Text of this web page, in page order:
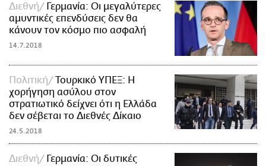
Διεθνή
Γερμανία: Οι μεγαλύτερες
αμυντικές επενδύσεις δεν θα
κάνουν τον κόσμο πιο ασφαλή
14.7.2018
Πολιτική
Τουρκικό ΥΠΕΞ: Η
χορήγηση ασύλου στον
στρατιωτικό δείχνει ότι η Ελλάδα
δεν σέβεται το Διεθνές Δίκαιο
24.5.2018
Διεθνή
Γερμανία: Οι δυτικές